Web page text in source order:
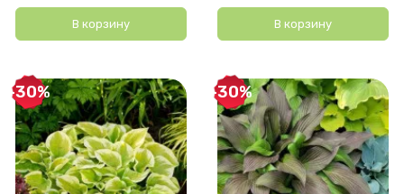
В корзину В корзину
-30% -30%